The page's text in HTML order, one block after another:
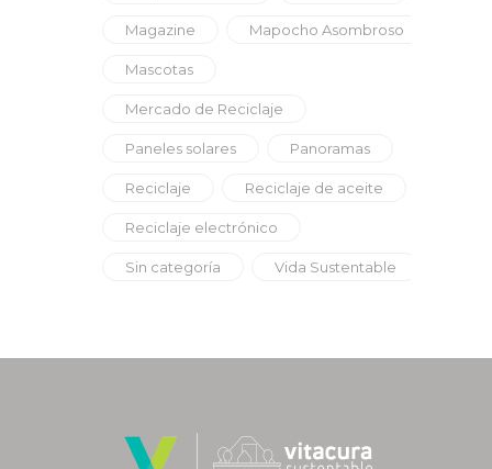
Magazine Mapocho Asombroso
Mascotas
Mercado de Reciclaje
Paneles solares Panoramas
Reciclaje Reciclaje de aceite
Reciclaje electrónico
Sin categoría Vida Sustentable